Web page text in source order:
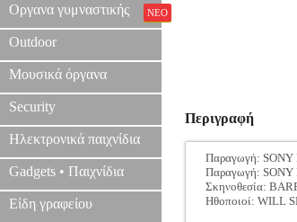
Οργανα γυμναστικής ΝΕΟ
Outdoor
Μουσικά όργανα
Security
Ηλεκτρονικά παιχνίδια
Gadgets • Παιχνίδια
Είδη γραφείου
Περιγραφή
Παραγωγή: SONY
Παραγωγή: SONY
Σκηνοθεσία:
Ηθοποιοί: WILL